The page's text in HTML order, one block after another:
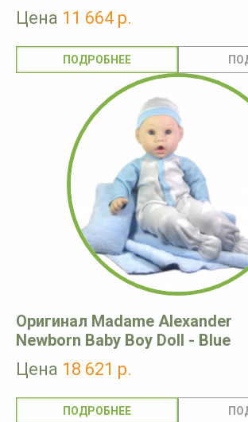
Цена 11 664 р.
ПОДРОБНЕЕ
Оригинал Madame Alexander
Newborn Baby Boy Doll - Blue
Цена 18 621 р.
ПОДРОБНЕЕ